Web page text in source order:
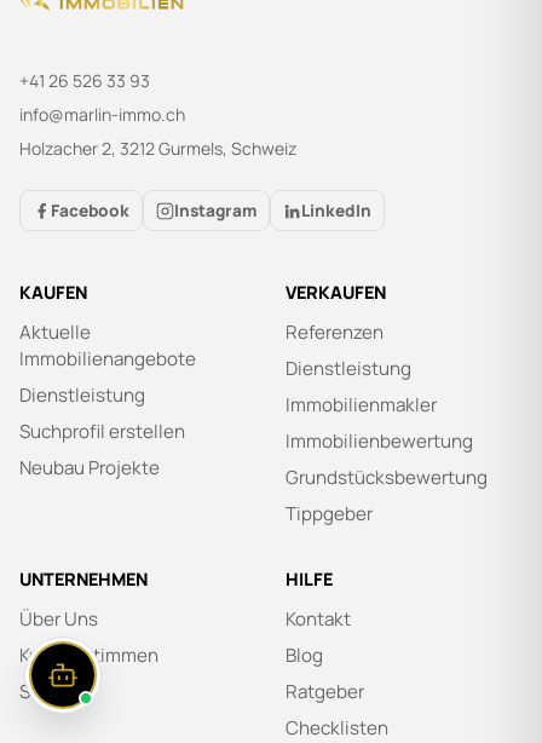
+41 26 526 33 93
info@marlin-immo.ch
Holzacher 2, 3212 Gurmels, Schweiz
Facebook Instagram LinkedIn
KAUFEN
Aktuelle
Immobilienangebote
Dienstleistung
Suchprofil erstellen
Neubau Projekte
VERKAUFEN
Referenzen
Dienstleistung
Immobilienmakler
Immobilienbewertung
Grundstücksbewertung
Tippgeber
UNTERNEHMEN
Über Uns
Kundenstimmen
Stellen
HILFE
Kontakt
Blog
Ratgeber
Checklisten